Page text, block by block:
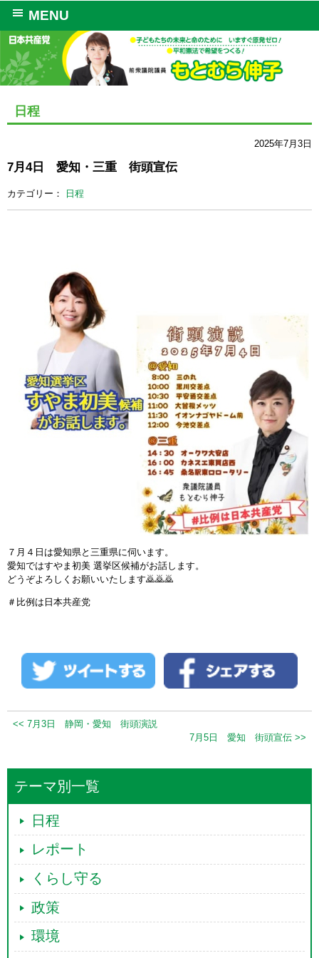
MENU
日程
2025年7月3日
7月4日 愛知・三重 街頭宣伝
カテゴリー： 日程
７月４日は愛知県と三重県に伺います。
愛知ではすやま初美 選挙区候補がお話します。
どうぞよろしくお願いいたします🙇🙇🙇
＃比例は日本共産党
<< 7月3日 静岡・愛知 街頭演説
7月5日 愛知 街頭宣伝 >>
テーマ別一覧
日程
レポート
くらし守る
政策
環境